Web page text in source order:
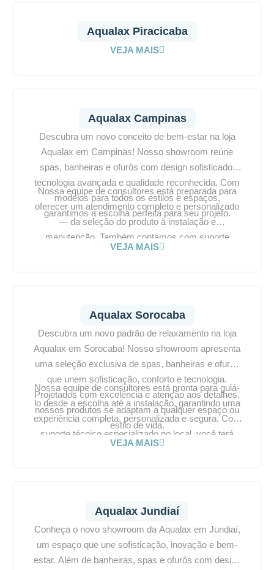
Aqualax Piracicaba
VEJA MAIS
Aqualax Campinas
Descubra um novo conceito de bem-estar na loja
Aqualax em Campinas! Nosso showroom reúne
spas, banheiras e ofurôs com design sofisticado,
tecnologia avançada e qualidade reconhecida. Com
modelos para todos os estilos e espaços,
garantimos a escolha perfeita para seu projeto.
Nossa equipe de consultores está preparada para
oferecer um atendimento completo e personalizado
— da seleção do produto à instalação e
manutenção. Também contamos com suporte
técnico no local para garantir segurança e
VEJA MAIS
Aqualax Sorocaba
Descubra um novo padrão de relaxamento na loja
Aqualax em Sorocaba! Nosso showroom apresenta
uma seleção exclusiva de spas, banheiras e ofurôs
que unem sofisticação, conforto e tecnologia.
Projetados com excelência e atenção aos detalhes,
nossos produtos se adaptam a qualquer espaço ou
estilo de vida.
Nossa equipe de consultores está pronta para guiá-
lo desde a escolha até a instalação, garantindo uma
experiência completa, personalizada e segura. Com
suporte técnico especializado no local, você terá
todo o acompanhamento necessário. Visite a
VEJA MAIS
Aqualax Jundiaí
Conheça o novo showroom da Aqualax em Jundiaí,
um espaço que une sofisticação, inovação e bem-
estar. Além de banheiras, spas e ofurôs com design